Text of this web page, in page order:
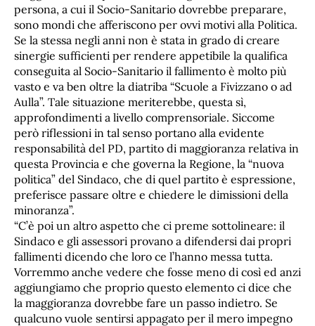
persona, a cui il Socio-Sanitario dovrebbe preparare,
sono mondi che afferiscono per ovvi motivi alla Politica.
Se la stessa negli anni non è stata in grado di creare
sinergie sufficienti per rendere appetibile la qualifica
conseguita al Socio-Sanitario il fallimento è molto più
vasto e va ben oltre la diatriba “Scuole a Fivizzano o ad
Aulla”. Tale situazione meriterebbe, questa sì,
approfondimenti a livello comprensoriale. Siccome
però riflessioni in tal senso portano alla evidente
responsabilità del PD, partito di maggioranza relativa in
questa Provincia e che governa la Regione, la “nuova
politica” del Sindaco, che di quel partito è espressione,
preferisce passare oltre e chiedere le dimissioni della
minoranza”.
“C’è poi un altro aspetto che ci preme sottolineare: il
Sindaco e gli assessori provano a difendersi dai propri
fallimenti dicendo che loro ce l’hanno messa tutta.
Vorremmo anche vedere che fosse meno di così ed anzi
aggiungiamo che proprio questo elemento ci dice che
la maggioranza dovrebbe fare un passo indietro. Se
qualcuno vuole sentirsi appagato per il mero impegno